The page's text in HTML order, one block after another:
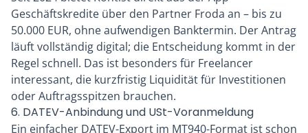
Geschäftskredite über den Partner Froda an – bis zu
50.000 EUR, ohne aufwendigen Banktermin. Der Antrag
läuft vollständig digital; die Entscheidung kommt in der
Regel schnell. Das ist besonders für Freelancer
interessant, die kurzfristig Liquidität für Investitionen
oder Auftragsspitzen brauchen.
6. DATEV-Anbindung und USt-Voranmeldung
Ein einfacher DATEV-Export im MT940-Format ist schon